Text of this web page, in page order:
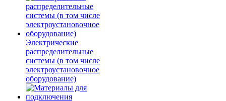
Электрические
распределительные
системы (в том числе
электроустановочное
оборудование)